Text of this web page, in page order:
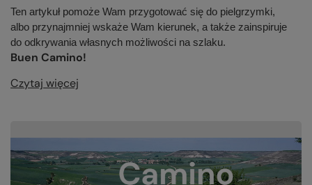
Ten artykuł pomoże Wam przygotować się do pielgrzymki,
albo przynajmniej wskaże Wam kierunek, a także zainspiruje
do odkrywania własnych możliwości na szlaku.
Buen Camino!
Czytaj więcej